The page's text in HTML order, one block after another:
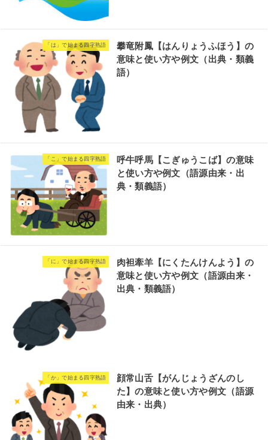
「は」で始まる四字熟語
攀竜附鳳【はんりょうふほう】の
意味と使い方や例文（出典・類義
語）
「こ」で始まる四字熟語
呼牛呼馬【こぎゅうこば】の意味
と使い方や例文（語源由来・出
典・類義語）
「に」で始まる四字熟語
肉袒牽羊【にくたんけんよう】の
意味と使い方や例文（語源由来・
出典・類義語）
「か」で始まる四字熟語
顔常山舌【がんじょうざんのし
た】の意味と使い方や例文（語源
由来・出典）